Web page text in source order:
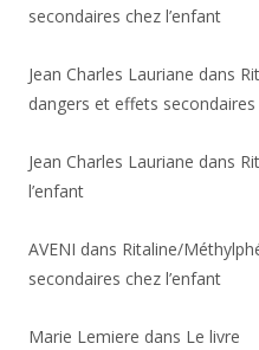
secondaires chez l’enfant
Jean Charles Lauriane dans
dangers et effets secondaires
Jean Charles Lauriane dans
l’enfant
AVENI dans Ritaline/
secondaires chez l’enfant
Marie Lemiere dans Le livre